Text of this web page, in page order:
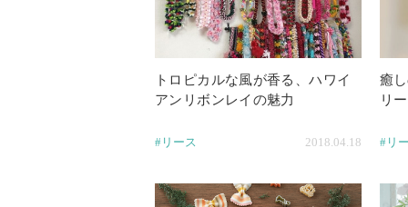
トロピカルな風が香る、ハワイ
アンリボンレイの魅力
#リース 2018.04.18
癒
リ
#リ